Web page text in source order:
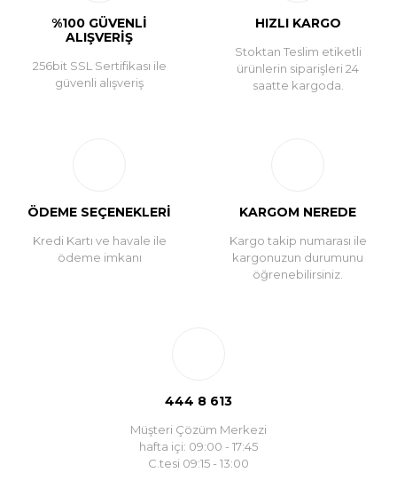
%100 GÜVENLİ
ALIŞVERİŞ
256bit SSL Sertifikası ile
güvenli alışveriş
HIZLI KARGO
Stoktan Teslim etiketli
ürünlerin siparişleri 24
saatte kargoda.
ÖDEME SEÇENEKLERİ
Kredi Kartı ve havale ile
ödeme imkanı
KARGOM NEREDE
Kargo takip numarası ile
kargonuzun durumunu
öğrenebilirsiniz.
444 8 613
Müşteri Çözüm Merkezi
hafta içi: 09:00 - 17:45
C.tesi 09:15 - 13:00